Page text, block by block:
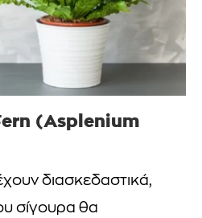
(Asplenium
διασκεδαστικά,
σίγουρα θα